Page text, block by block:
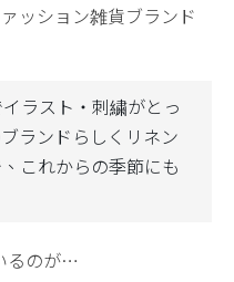
ッション雑貨ブランド
ラスト・刺繍がとっ
ランドらしくリネン
これからの季節にも
るのが…